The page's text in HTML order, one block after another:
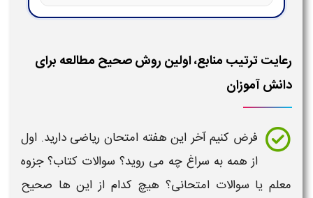
رعایت ترتیب منابع، اولین روش صحیح مطالعه برای
دانش آموزان
فرض کنیم آخر این هفتهامتحان ریاضیدارید. اول
از همه به سراغ چه می روید؟ سوالات کتاب؟ جزوه
معلم یا سوالات امتحانی؟ هیچ کدام از این ها صحیح